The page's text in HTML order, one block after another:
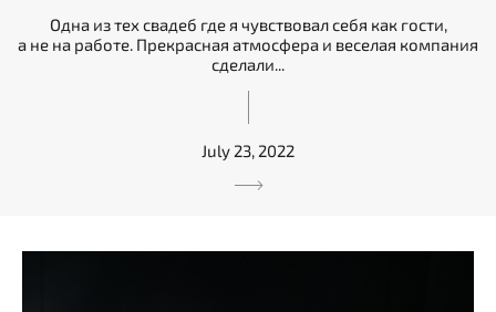
Одна из тех свадеб где я чувствовал себя как гости,
а не на работе. Прекрасная атмосфера и веселая компания
сделали...
July 23, 2022